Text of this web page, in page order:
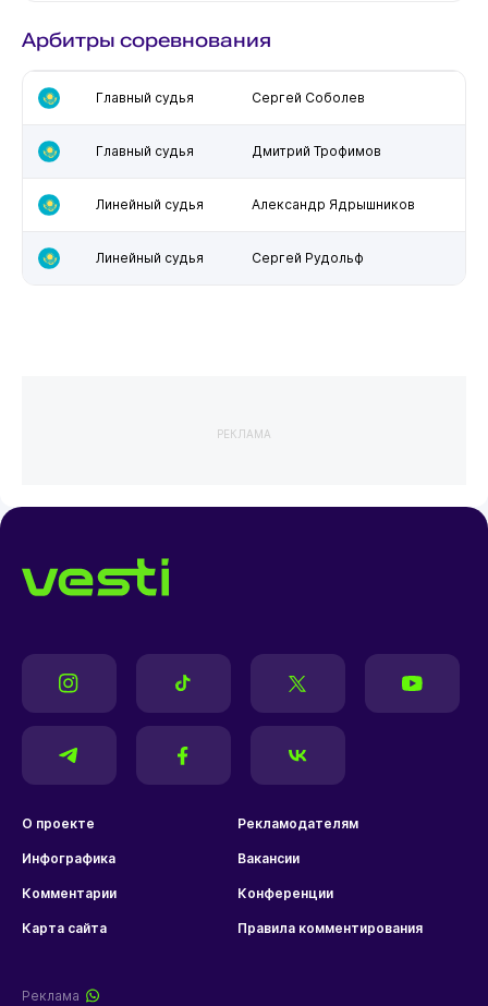
Арбитры соревнования
Главный судья Сергей Соболев
Главный судья Дмитрий Трофимов
Линейный судья Александр Ядрышников
Линейный судья Сергей Рудольф
РЕКЛАМА
О проекте Рекламодателям
Инфографика Вакансии
Комментарии Конференции
Карта сайта Правила комментирования
Реклама